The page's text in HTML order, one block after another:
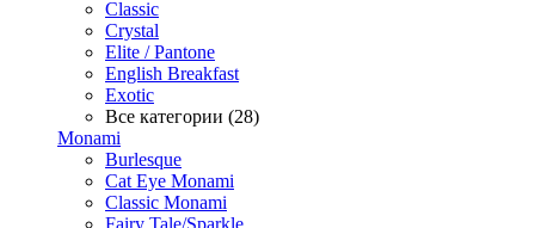
Classic
Crystal
Elite / Pantone
English Breakfast
Exotic
Все категории (28)
Monami
Burlesque
Cat Eye Monami
Classic Monami
Fairy Tale/Sparkle